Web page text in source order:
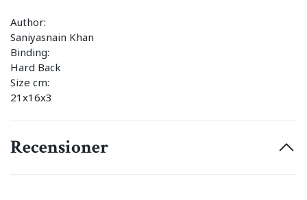
Author:
Saniyasnain Khan
Binding:
Hard Back
Size cm:
21x16x3
Recensioner